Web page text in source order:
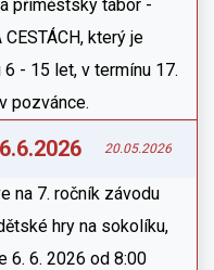
příměstský tábor -
CESTÁCH, který je
- 15 let, v termínu 17.
pozvánce.
20.05.2026
na 7. ročník závodu
hry na sokolíku,
6. 6. 2026 od 8:00